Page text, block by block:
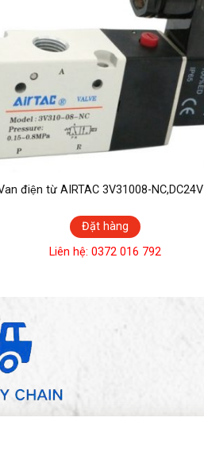
điện từ AIRTAC 3V31008-NC,DC24V
Đặt hàng
Liên hệ: 0372 016 792